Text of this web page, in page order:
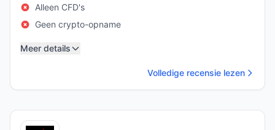
Alleen CFD's
Geen crypto-opname
Meer details
Volledige recensie lezen